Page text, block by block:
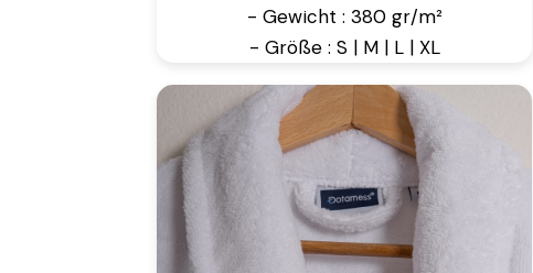
- Gewicht : 380 gr/m²
- Größe : S | M | L | XL